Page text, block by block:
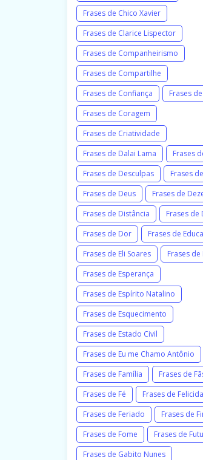
Frases de Chico Xavier
Frases de Clarice Lispector
Frases de Companheirismo
Frases de Compartilhe
Frases de Confiança
Frases
Frases de Coragem
Frases de Criatividade
Frases de Dalai Lama
Frases
Frases de Desculpas
Frases
Frases de Deus
Frases de
Frases de Distância
Frases de
Frases de Dor
Frases de
Frases de Eli Soares
Frases de
Frases de Esperança
Frases de Espírito Natalino
Frases de Esquecimento
Frases de Estado Civil
Frases de Eu me Chamo Antônio
Frases de Família
Frases de
Frases de Fé
Frases de
Frases de Feriado
Frases de
Frases de Fome
Frases de
Frases de Gabito Nunes